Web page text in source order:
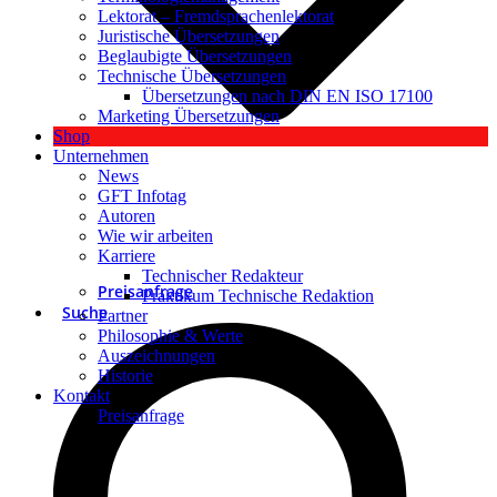
Preisanfrage
Suche
Lektorat – Fremdsprachenlektorat
Juristische Übersetzungen
Beglaubigte Übersetzungen
Technische Übersetzungen
Übersetzungen nach DIN EN ISO 17100
Marketing Übersetzungen
Shop
Unternehmen
News
GFT Infotag
Autoren
Wie wir arbeiten
Karriere
Technischer Redakteur
Praktikum Technische Redaktion
Partner
Philosophie & Werte
Auszeichnungen
Historie
Kontakt
Preisanfrage